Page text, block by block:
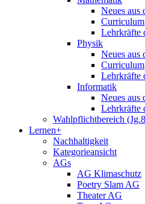
Neues aus
Curriculum
Lehrkräfte
Physik
Neues aus
Curriculum
Lehrkräfte
Informatik
Neues aus
Lehrkräfte
Wahlpflichtbereich
Lernen+
Nachhaltigkeit
Kategorieansicht
AGs
AG Klimaschutz
Poetry Slam AG
Theater AG